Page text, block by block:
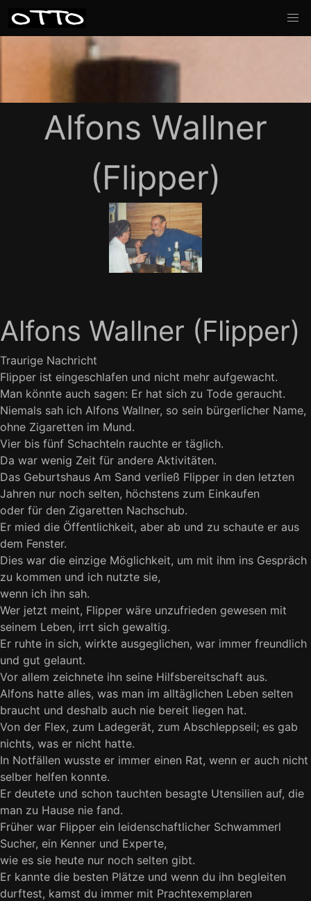
Alfons Wallner
(Flipper)
Alfons Wallner (Flipper)
Traurige Nachricht
Flipper ist eingeschlafen und nicht mehr aufgewacht.
Man könnte auch sagen: Er hat sich zu Tode geraucht.
Niemals sah ich Alfons Wallner, so sein bürgerlicher Name,
ohne Zigaretten im Mund.
Vier bis fünf Schachteln rauchte er täglich.
Da war wenig Zeit für andere Aktivitäten.
Das Geburtshaus Am Sand verließ Flipper in den letzten
Jahren nur noch selten, höchstens zum Einkaufen
oder für den Zigaretten Nachschub.
Er mied die Öffentlichkeit, aber ab und zu schaute er aus
dem Fenster.
Dies war die einzige Möglichkeit, um mit ihm ins Gespräch
zu kommen und ich nutzte sie,
wenn ich ihn sah.
Wer jetzt meint, Flipper wäre unzufrieden gewesen mit
seinem Leben, irrt sich gewaltig.
Er ruhte in sich, wirkte ausgeglichen, war immer freundlich
und gut gelaunt.
Vor allem zeichnete ihn seine Hilfsbereitschaft aus.
Alfons hatte alles, was man im alltäglichen Leben selten
braucht und deshalb auch nie bereit liegen hat.
Von der Flex, zum Ladegerät, zum Abschleppseil; es gab
nichts, was er nicht hatte.
In Notfällen wusste er immer einen Rat, wenn er auch nicht
selber helfen konnte.
Er deutete und schon tauchten besagte Utensilien auf, die
man zu Hause nie fand.
Früher war Flipper ein leidenschaftlicher Schwammerl
Sucher, ein Kenner und Experte,
wie es sie heute nur noch selten gibt.
Er kannte die besten Plätze und wenn du ihn begleiten
durftest, kamst du immer mit Prachtexemplaren